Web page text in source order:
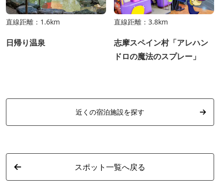
直線距離：1.6km
日帰り温泉
直線距離：3.8km
志摩スペイン村「アレハン
ドロの魔法のスプレー」
近くの宿泊施設を探す
スポット一覧へ戻る